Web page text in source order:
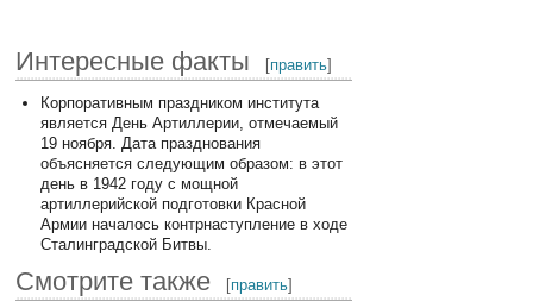
Интересные факты [править]
Корпоративным праздником института
является День Артиллерии, отмечаемый
19 ноября. Дата празднования
объясняется следующим образом: в этот
день в 1942 году с мощной
артиллерийской подготовки Красной
Армии началось контрнаступление в ходе
Сталинградской Битвы.
Смотрите также [править]